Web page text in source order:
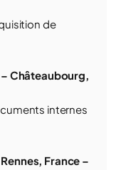
de
Châteaubourg,
internes
France –